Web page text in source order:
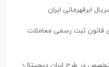
قانون ثبت رسمی معاملات